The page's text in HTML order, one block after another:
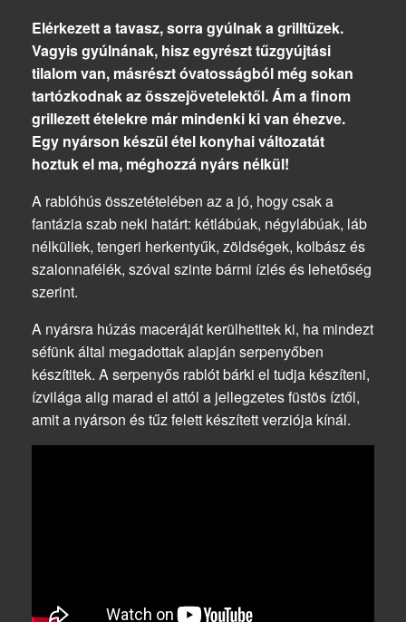
Elérkezett a tavasz, sorra gyúlnak a grilltüzek.
Vagyis gyúlnának, hisz egyrészt tűzgyújtási
tilalom van, másrészt óvatosságból még sokan
tartózkodnak az összejövetelektől. Ám a finom
grillezett ételekre már mindenki ki van éhezve.
Egy nyárson készül étel konyhai változatát
hoztuk el ma, méghozzá nyárs nélkül!
A rablóhús összetételében az a jó, hogy csak a
fantázia szab neki határt: kétlábúak, négylábúak, láb
nélküliek, tengeri herkentyűk, zöldségek, kolbász és
szalonnafélék, szóval szinte bármi ízlés és lehetőség
szerint.
A nyársra húzás maceráját kerülhetitek ki, ha mindezt
séfünk által megadottak alapján serpenyőben
készítitek. A serpenyős rablót bárki el tudja készíteni,
ízvilága alig marad el attól a jellegzetes füstös íztől,
amit a nyárson és tűz felett készített verziója kínál.